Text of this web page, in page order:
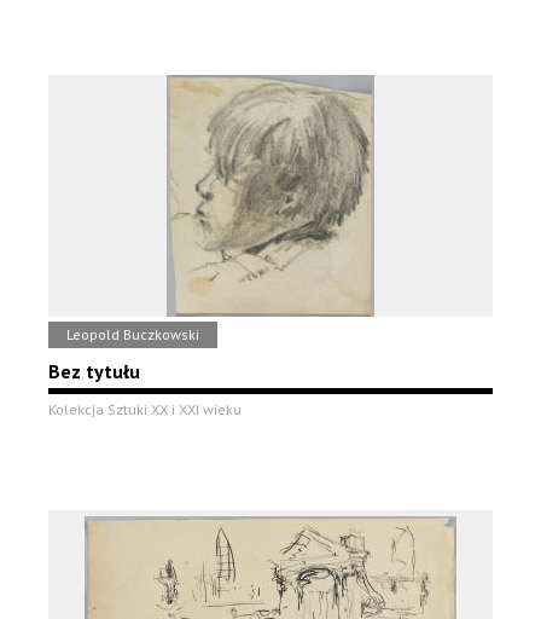
Leopold Buczkowski
Bez tytułu
Kolekcja Sztuki XX i XXI wieku